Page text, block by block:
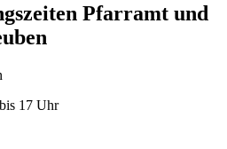
Pfarramt und
17 Uhr